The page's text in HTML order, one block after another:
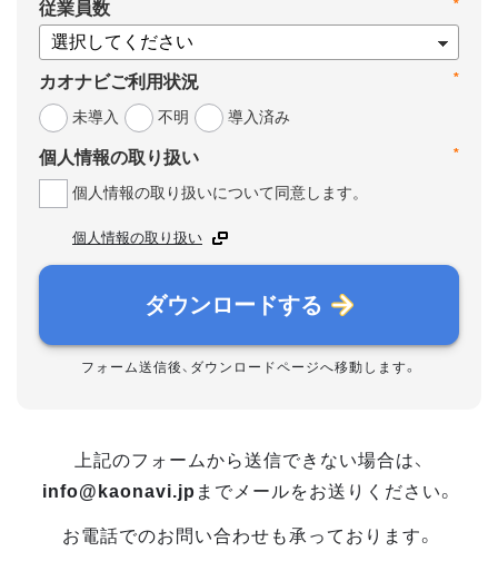
*
従業員数
*
カオナビご利用状況
未導入
不明 導入済み
*
個人情報の取り扱い
個人情報の取り扱いについて同意します。
個人情報の取り扱い
ダウンロードする
フォーム送信後、ダウンロードページへ移動します。
上記のフォームから送信できない場合は、
info@kaonavi.jp までメールをお送りください。
お電話でのお問い合わせも承っております。